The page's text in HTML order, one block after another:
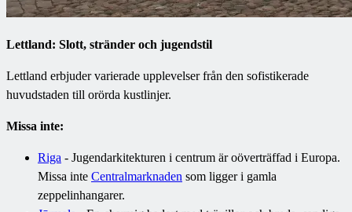
Lettland: Slott, stränder och jugendstil
Lettland erbjuder varierade upplevelser från den sofistikerade
huvudstaden till orörda kustlinjer.
Missa inte:
Riga - Jugendarkitekturen i centrum är oöverträffad i Europa.
Missa inte Centralmarknaden som ligger i gamla
zeppelinhangarer.